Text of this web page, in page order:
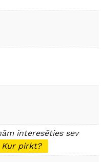
interesēties sev
Kur pirkt?